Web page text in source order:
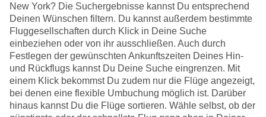
New York? Die Suchergebnisse kannst Du entsprechend
Deinen Wünschen filtern. Du kannst außerdem bestimmte
Fluggesellschaften durch Klick in Deine Suche
einbeziehen oder von ihr ausschließen. Auch durch
Festlegen der gewünschten Ankunftszeiten Deines Hin-
und Rückflugs kannst Du Deine Suche eingrenzen. Mit
einem Klick bekommst Du zudem nur die Flüge angezeigt,
bei denen eine flexible Umbuchung möglich ist. Darüber
hinaus kannst Du die Flüge sortieren. Wähle selbst, ob der